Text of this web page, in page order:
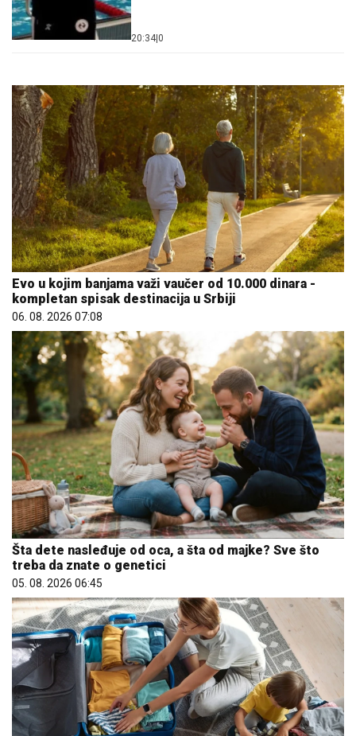
20:34 0
Evo u kojim banjama važi vaučer od 10.000 dinara -
kompletan spisak destinacija u Srbiji
06. 08. 2026 07:08
Šta dete nasleđuje od oca, a šta od majke? Sve što
treba da znate o genetici
05. 08. 2026 06:45